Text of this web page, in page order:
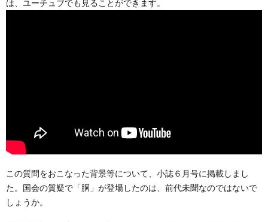
は、ユーチュブでも見ることができます。
この質問をおこなった背景等について、小誌６月号に掲載しまし
た。国会の質疑で「胴」が登場したのは、前代未聞なのではないで
しょうか。